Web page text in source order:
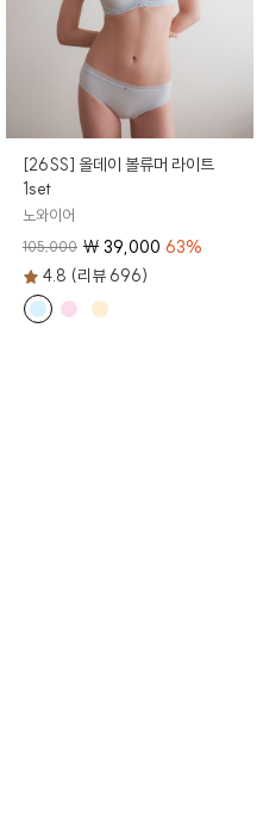
[26SS] 올데이 볼류머 라이트
1set
노와이어
105,000 ₩39,000 63%
4.8 (리뷰 696)